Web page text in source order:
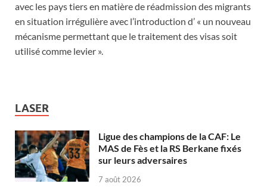
avec les pays tiers en matière de réadmission des migrants
en situation irrégulière avec l’introduction d’ « un nouveau
mécanisme permettant que le traitement des visas soit
utilisé comme levier ».
LASER
Ligue des champions de la CAF: Le
MAS de Fès et la RS Berkane fixés
sur leurs adversaires
7 août 2026